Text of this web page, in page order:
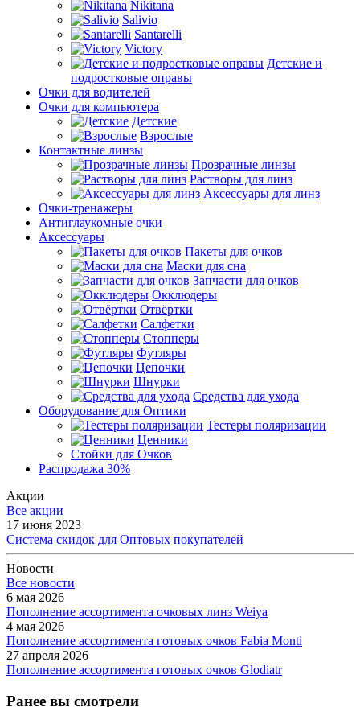
Nikitana
Salivio
Santarelli
Victory
Детские и
подростковые оправы
Очки для водителей
Очки для компьютера
Детские
Взрослые
Контактные линзы
Прозрачные линзы
Растворы для линз
Аксессуары для линз
Очки-тренажеры
Антиглаукомные очки
Аксессуары
Пакеты для очков
Маски для сна
Запчасти для очков
Окклюдеры
Отвёртки
Салфетки
Стопперы
Футляры
Цепочки
Шнурки
Средства для ухода
Оборудование для Оптики
Тестеры поляризации
Ценники
Стойки для Очков
Распродажа 30%
Акции
Все акции
17 июня 2023
Система скидок для Оптовых покупателей
Новости
Все новости
6 мая 2026
Пополнение ассортимента очковых линз Weiya
4 мая 2026
Пополнение ассортимента готовых очков Fabia Monti
27 апреля 2026
Пополнение ассортимента готовых очков Glodiatr
Ранее вы смотрели